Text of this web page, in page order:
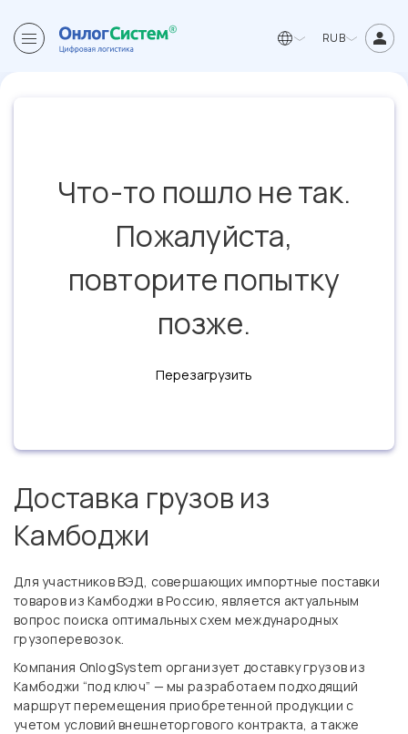
RUB
Что-то пошло не так.
Пожалуйста,
повторите попытку
позже.
Перезагрузить
Доставка грузов из
Камбоджи
Для участников ВЭД, совершающих импортные поставки
товаров из Камбоджи в Россию, является актуальным
вопрос поиска оптимальных схем международных
грузоперевозок.
Компания OnlogSystem организует доставку грузов из
Камбоджи “под ключ” — мы разработаем подходящий
маршрут перемещения приобретенной продукции с
учетом условий внешнеторгового контракта, а также